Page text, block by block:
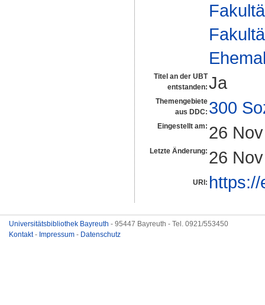
Titel an der UBT
entstanden: Ja
Themengebiete
aus DDC: 300
Eingestellt am: 26
Letzte Änderung: 26
URI:
Universitätsbibliothek Bayreuth - 95447 Bayreuth - Tel. 0921/553450
Kontakt- Impressum - Datenschutz